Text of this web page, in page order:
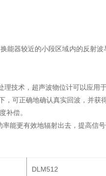
能器较近的小段区域内的反射
理技术，超声波物位计可以应用
可正确地确认真实回波，并获
补偿。
能更有效地辐射出去，提高信号
DLM512